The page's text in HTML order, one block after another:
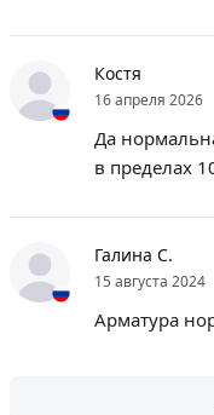
Костя
16 апреля 2026
Да
в пределах
Галина С.
15 августа 2024
Арматура